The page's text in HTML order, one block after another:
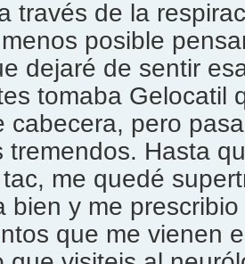
través de la
posible
dejaré de sentir
tomaba Gelocatil
cabecera, pero
tremendos. Hasta
me quedé
bien y me
que me vienen